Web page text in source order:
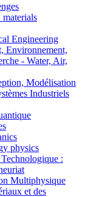
Engineering
- Water, Air,
Modélisation
Industriels
physics
:
Multiphysique
et des